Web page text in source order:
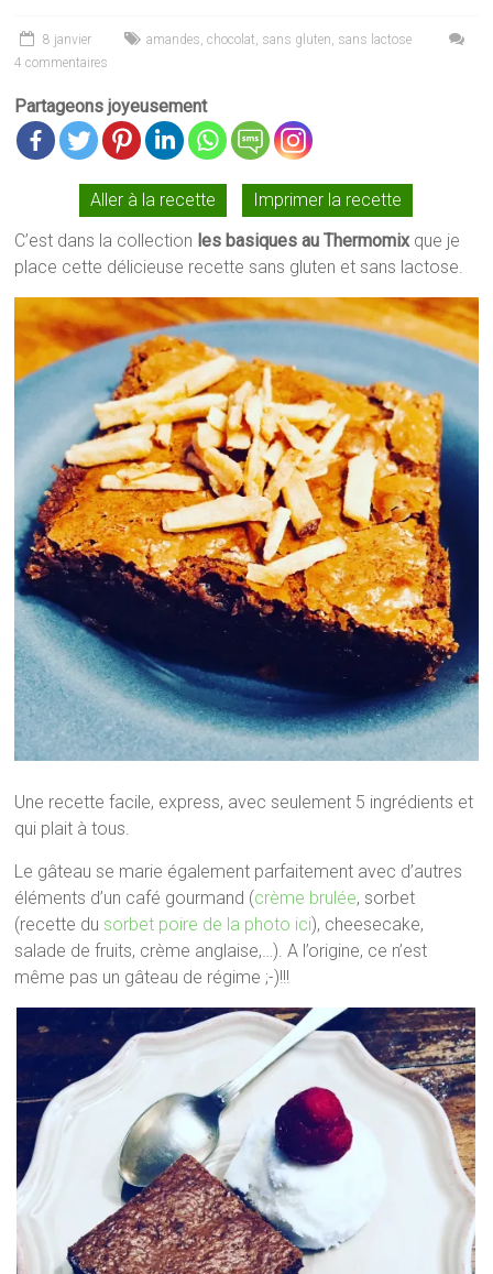
8 janvier amandes,chocolat, sans gluten, sans lactose
4 commentaires
Partageons joyeusement
Aller à la recette
Imprimer la recette
C’est dans la collection les basiques au Thermomixque je
place cette délicieuse recette sans gluten et sans lactose.
Une recette facile, express, avec seulement 5 ingrédients et
qui plait à tous.
Le gâteau se marie également parfaitement avec d’autres
éléments d’un café gourmand (crème brulée, sorbet
(recette du sorbet poire de la photo ici), cheesecake,
salade de fruits, crème anglaise,…). A l’origine, ce n’est
même pas un gâteau de régime ;-)!!!